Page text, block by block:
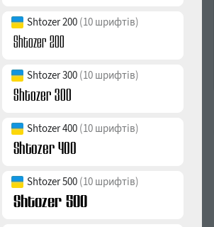
Shtozer 200 (10 шрифтів)
Shtozer 300 (10 шрифтів)
Shtozer 400 (10 шрифтів)
Shtozer 500 (10 шрифтів)